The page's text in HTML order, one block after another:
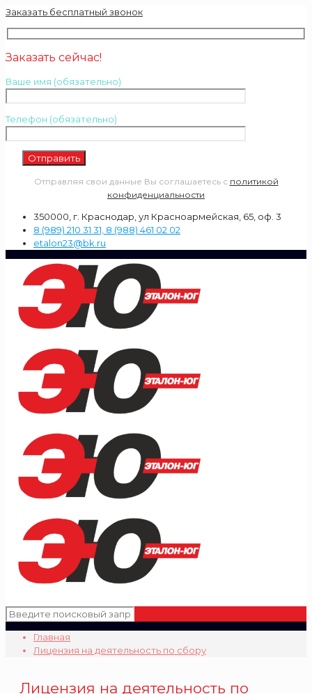
Заказать бесплатный звонок
Заказать сейчас!
Ваше имя (обязательно)
Телефон (обязательно)
Отправляя свои данные Вы соглашаетесь с политикой
конфиденциальности
350000, г. Краснодар, ул Красноармейская, 65, оф. 3
8 (989) 210 31 31, 8 (988) 461 02 02
etalon23@bk.ru
Главная
Лицензия на деятельность по сбору
Лицензия на деятельность по